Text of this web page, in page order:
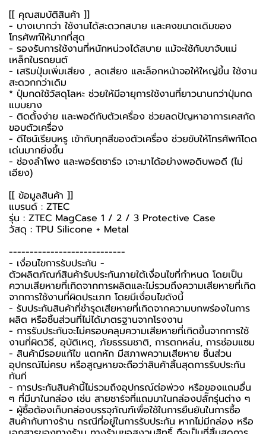
[[ คุณสมบัติสินค้า ]]
- บางเบากว่า ใช้งานได้สะดวกสบาย และคงขนาดเดิมของ
โทรศัพท์ให้มากที่สุด
- รองรับการใช้งานที่หนักหน่วงได้สบาย แม้จะใช้กับขาจับแม่
เหล็กในรถยนต์
- เสริมปุ่มเพิ่มเสียง , ลดเสียง และล็อกหน้าจอให้ใหญ่ขึ้น ใช้งาน
สะดวกกว่าเดิม
* ปุ่มกดใช้วัสดุโลหะ ช่วยให้มีอายุการใช้งานที่ยาวนานกว่าปุ่มกด
แบบยาง
- ติดตั้งง่าย และพอดีกับตัวเครื่อง ช่วยลดปัญหาอาการเคสกัด
ขอบตัวเครื่อง
- ดีไซน์เรียบหรู เข้ากับทุกสีของตัวเครื่อง ช่วยขับให้โทรศัพท์โดด
เด่นมากยิ่งขึ้น
- ช่องลำโพง และพอร์ตชาร์จ เจาะมาได้อย่างพอดิบพอดี (ไม่
เอียง)
[[ ข้อมูลสินค้า ]]
แบรนด์ : ZTEC
รุ่น : ZTEC MagCase 1 / 2 / 3 Protective Case
วัสดุ : TPU Silicone + Metal
----------------------------
-️ เงื่อนไขการรับประกัน -️
ตัวผลิตภัณฑ์สินค้ารับประกันภายใต้เงื่อนไขที่กำหนด โดยเป็น
ความเสียหายที่เกิดจากการผลิตและไม่รวมถึงความเสียหายที่เกิด
จากการใช้งานที่ผิดประเภท โดยมีเงื่อนไขดังนี้
- รับประกันสินค้าที่ชำรุดเสียหายที่เกิดจากความบกพร่องในการ
ผลิต หรือชิ้นส่วนที่ไม่ได้มาตรฐานจากโรงงาน
- การรับประกันจะไม่ครอบคลุมความเสียหายที่เกิดขึ้นจากการใช้
งานที่ผิดวิธี, อุบัติเหตุ, ภัยธรรมชาติ, การตกหล่น, การซ่อมแซม
- สินค้ามีรอยแก้ไข แตกหัก มีสภาพความเสียหาย ชิ้นส่วน
อุปกรณ์ไม่ครบ หรือสูญหายจะถือว่าสินค้าสิ้นสุดการรับประกัน
ทันที
- การประกันสินค้านี้ไม่รวมถึงอุปกรณ์ต่อพ่วง หรือของแถมอื่น
ๆ ที่มีมาในกล่อง เช่น สายชาร์จที่แถมมาในกล่องปลั๊กรุ่นต่าง ๆ
-️ ผู้ซื้อต้องเก็บกล่องบรรจุภัณฑ์เพื่อใช้ในการยืนยันในการซื้อ
สินค้ากับทางร้าน กรณีที่อยู่ในการรับประกัน หากไม่มีกล่อง หรือ